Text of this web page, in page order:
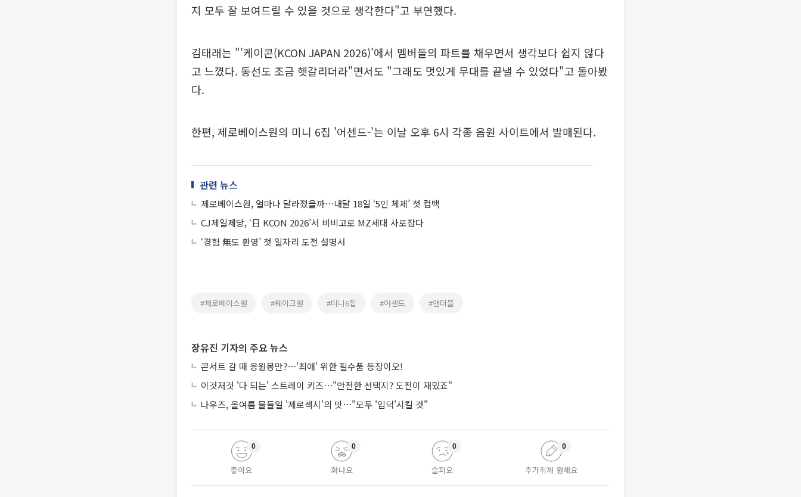
지 모두 잘 보여드릴 수 있을 것으로 생각한다"고 부연했다.
김태래는 "'케이콘(KCON JAPAN 2026)'에서 멤버들의 파트를 채우면서 생각보다 쉽지 않다
고 느꼈다. 동선도 조금 헷갈리더라"면서도 "그래도 멋있게 무대를 끝낼 수 있었다"고 돌아봤
다.
한편, 제로베이스원의 미니 6집 '어센드-'는 이날 오후 6시 각종 음원 사이트에서 발매된다.
관련 뉴스
제로베이스원, 얼마나 달라졌을까⋯내달 18일 ‘5인 체제’ 첫 컴백
CJ제일제당, ‘日 KCON 2026’서 비비고로 MZ세대 사로잡다
‘경험 無도 환영’ 첫 일자리 도전 설명서
#제로베이스원 #웨이크원 #미니6집 #어센드 #앤더블
장유진 기자의 주요 뉴스
콘서트 갈 때 응원봉만?⋯'최애' 위한 필수품 등장이오!
이것저것 '다 되는' 스트레이 키즈⋯"안전한 선택지? 도전이 재밌죠"
나우즈, 올여름 물들일 '제로섹시'의 맛⋯"모두 '입덕'시킬 것"
좋아요
0
화나요
0
슬퍼요
0
추가취재 원해요
0